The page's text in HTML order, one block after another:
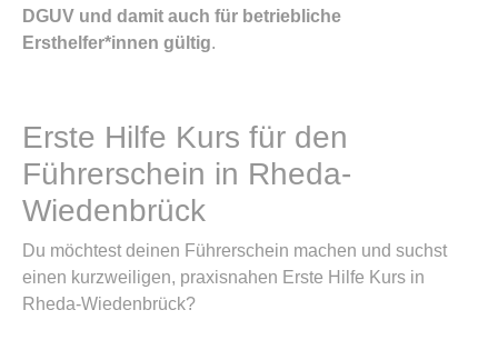
DGUV und damit auch für betriebliche
Ersthelfer*innen gültig.
Erste Hilfe Kurs für den
Führerschein in Rheda-
Wiedenbrück
Du möchtest deinen Führerschein machen und suchst
einen kurzweiligen, praxisnahen Erste Hilfe Kurs in
Rheda-Wiedenbrück?